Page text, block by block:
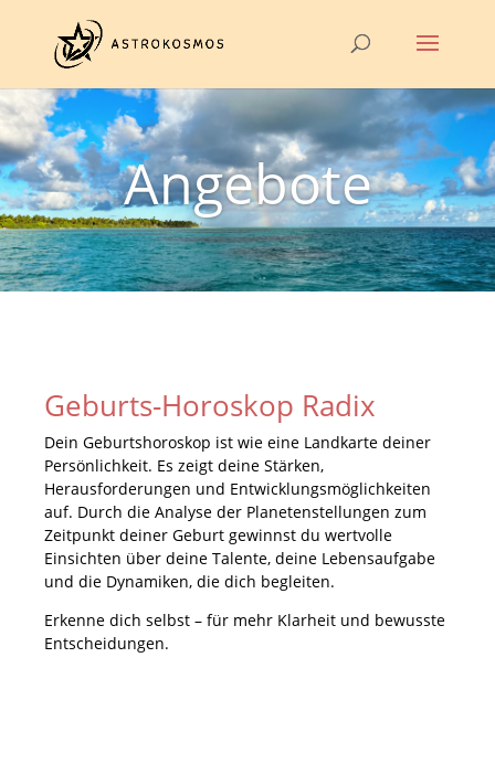
Angebote
Geburts-Horoskop Radix
Dein Geburtshoroskop ist wie eine Landkarte deiner
Persönlichkeit. Es zeigt deine Stärken,
Herausforderungen und Entwicklungsmöglichkeiten
auf. Durch die Analyse der Planetenstellungen zum
Zeitpunkt deiner Geburt gewinnst du wertvolle
Einsichten über deine Talente, deine Lebensaufgabe
und die Dynamiken, die dich begleiten.
Erkenne dich selbst – für mehr Klarheit und bewusste
Entscheidungen.